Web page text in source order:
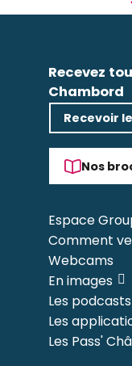
Recevez
Chambord
Recevoir
Nos
Espace
Comment
Webcams
En images
Les podcasts
Les
Les Pass'